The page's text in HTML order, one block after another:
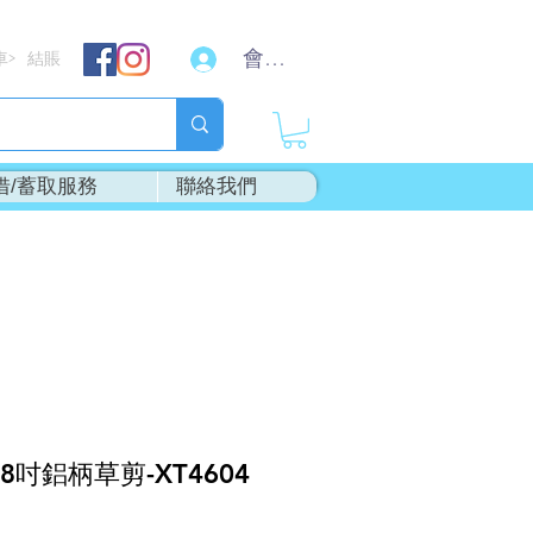
結賬 會員登入
/蓄取服務 聯絡我們
吋鋁柄草剪-XT4604